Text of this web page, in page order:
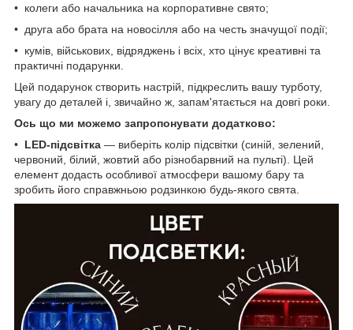
• колеги або начальника на корпоративне свято;
• друга або брата на новосілля або на честь значущої події;
• кумів, військових, відряджень і всіх, хто цінує креативні та
практичні подарунки.
Цей подарунок створить настрій, підкреслить вашу турботу,
увагу до деталей і, звичайно ж, запам'ятається на довгі роки.
Ось що ми можемо запропонувати додатково:
• LED-підсвітка — виберіть колір підсвітки (синій, зелений,
червоний, білий, жовтий або різнобарвний на пульті). Цей
елемент додасть особливої атмосфери вашому бару та
зробить його справжньою родзинкою будь-якого свята.